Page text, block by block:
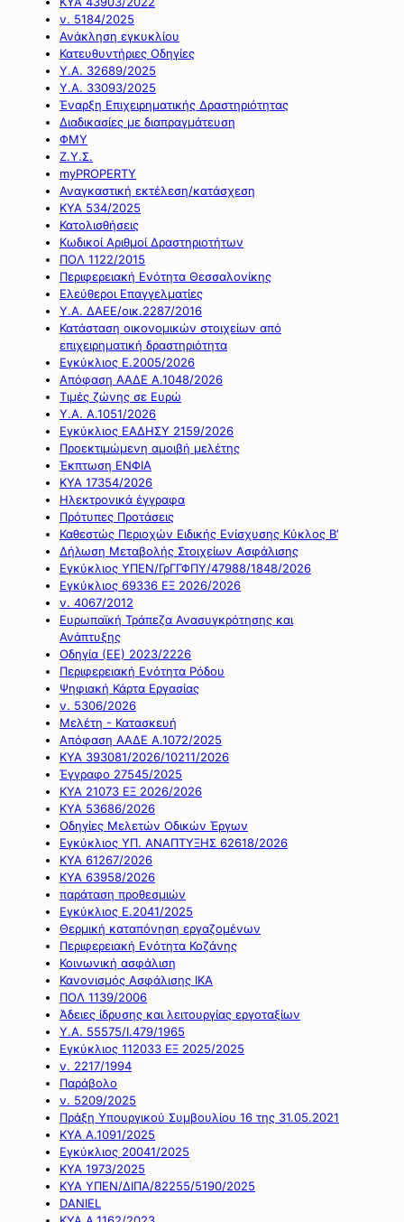
ν. 5184/2025
Ανάκληση εγκυκλίου
Κατευθυντήριες Οδηγίες
Υ.Α. 32689/2025
Υ.Α. 33093/2025
Έναρξη Επιχειρηματικής Δραστηριότητας
Διαδικασίες με διαπραγμάτευση
ΦΜΥ
Ζ.Υ.Σ.
myPROPERTY
Αναγκαστική εκτέλεση/κατάσχεση
ΚΥΑ 534/2025
Κατολισθήσεις
Κωδικοί Αριθμοί Δραστηριοτήτων
ΠΟΛ 1122/2015
Περιφερειακή Ενότητα Θεσσαλονίκης
Ελεύθεροι Επαγγελματίες
Υ.Α. ΔΑΕΕ/οικ.2287/2016
Κατάσταση οικονομικών στοιχείων από
επιχειρηματική δραστηριότητα
Εγκύκλιος Ε.2005/2026
Απόφαση ΑΑΔΕ Α.1048/2026
Τιμές ζώνης σε Ευρώ
Υ.Α. Α.1051/2026
Εγκύκλιος ΕΑΔΗΣΥ 2159/2026
Προεκτιμώμενη αμοιβή μελέτης
Έκπτωση ΕΝΦΙΑ
ΚΥΑ 17354/2026
Ηλεκτρονικά έγγραφα
Πρότυπες Προτάσεις
Καθεστώς Περιοχών Ειδικής Ενίσχυσης Κύκλος Β’
Δήλωση Μεταβολής Στοιχείων Ασφάλισης
Εγκύκλιος ΥΠΕΝ/ΓρΓΓΦΠΥ/47988/1848/2026
Εγκύκλιος 69336 ΕΞ 2026/2026
ν. 4067/2012
Ευρωπαϊκή Τράπεζα Ανασυγκρότησης και
Ανάπτυξης
Οδηγία (ΕΕ) 2023/2226
Περιφερειακή Ενότητα Ρόδου
Ψηφιακή Κάρτα Εργασίας
ν. 5306/2026
Μελέτη - Κατασκευή
Απόφαση ΑΑΔΕ Α.1072/2025
ΚΥΑ 393081/2026/10211/2026
Έγγραφο 27545/2025
ΚΥΑ 21073 ΕΞ 2026/2026
ΚΥΑ 53686/2026
Οδηγίες Μελετών Οδικών Έργων
Εγκύκλιος ΥΠ. ΑΝΑΠΤΥΞΗΣ 62618/2026
ΚΥΑ 61267/2026
ΚΥΑ 63958/2026
παράταση προθεσμιών
Εγκύκλιος Ε.2041/2025
Θερμική καταπόνηση εργαζομένων
Περιφερειακή Ενότητα Κοζάνης
Κοινωνική ασφάλιση
Κανονισμός Ασφάλισης ΙΚΑ
ΠΟΛ 1139/2006
Άδειες ίδρυσης και λειτουργίας εργοταξίων
Υ.Α. 55575/Ι.479/1965
Εγκύκλιος 112033 ΕΞ 2025/2025
ν. 2217/1994
Παράβολο
ν. 5209/2025
Πράξη Υπουργικού Συμβουλίου 16 της 31.05.2021
ΚΥΑ Α.1091/2025
Εγκύκλιος 20041/2025
ΚΥΑ 1973/2025
ΚΥΑ ΥΠΕΝ/ΔΙΠΑ/82255/5190/2025
DANIEL